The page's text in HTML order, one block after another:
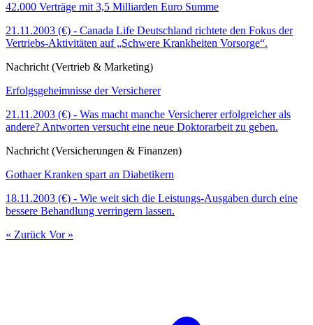
42.000 Verträge mit 3,5 Milliarden Euro Summe
21.11.2003 (€) - Canada Life Deutschland richtete den Fokus der
Vertriebs-Aktivitäten auf „Schwere Krankheiten Vorsorge“.
Nachricht (Vertrieb & Marketing)
Erfolgsgeheimnisse der Versicherer
21.11.2003 (€) - Was macht manche Versicherer erfolgreicher als
andere? Antworten versucht eine neue Doktorarbeit zu geben.
Nachricht (Versicherungen & Finanzen)
Gothaer Kranken spart an Diabetikern
18.11.2003 (€) - Wie weit sich die Leistungs-Ausgaben durch eine
bessere Behandlung verringern lassen.
« Zurück Vor »